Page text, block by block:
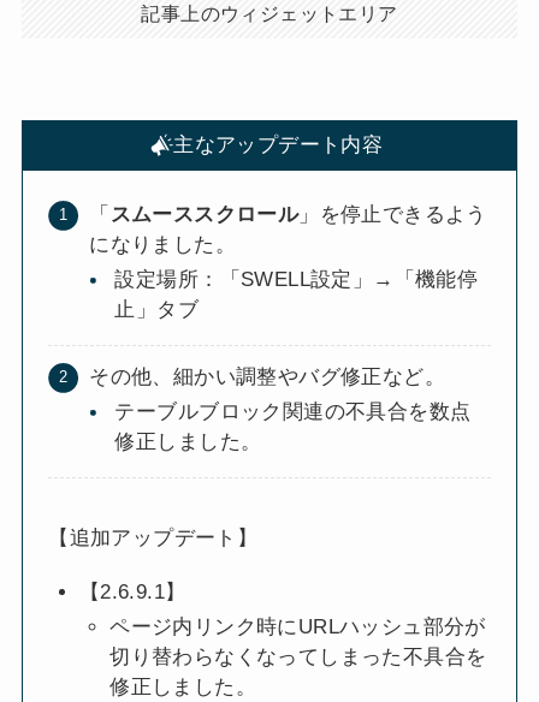
記事上のウィジェットエリア
主なアップデート内容
「 スムーススクロール」を停止できるよう
になりました。
設定場所：「SWELL設定」→「機能停
止」タブ
その他、細かい調整やバグ修正など。
テーブルブロック関連の不具合を数点
修正しました。
【追加アップデート】
【2.6.9.1】
ページ内リンク時にURLハッシュ部分が
切り替わらなくなってしまった不具合を
修正しました。